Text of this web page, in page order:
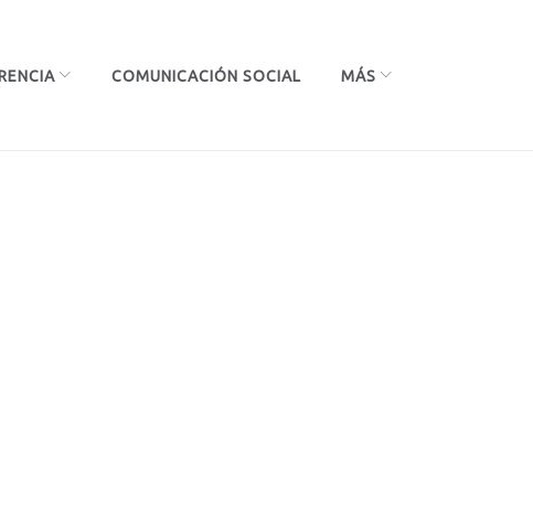
COMUNICACIÓN SOCIAL MÁS